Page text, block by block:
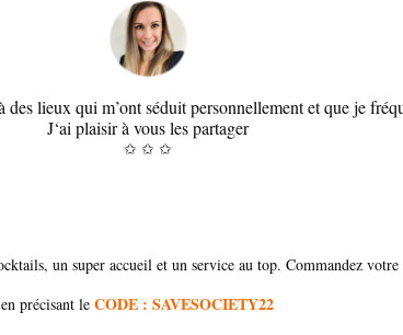
des lieux qui m’ont séduit personnellement et que je
J‘ai plaisir à vous les partager
✩ ✩ ✩
un super accueil et un service au top. Commandez
précisant le CODE : SAVESOCIETY22